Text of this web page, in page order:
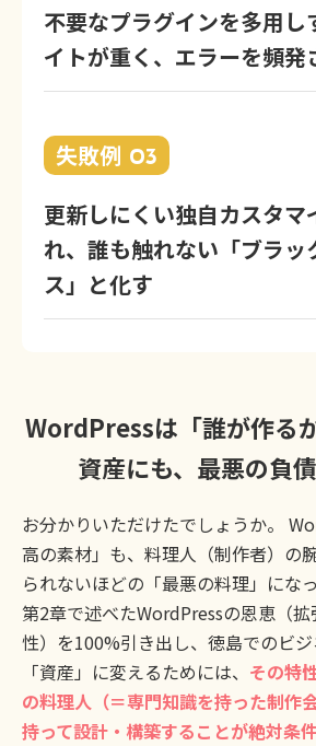
不要なプラグインを多用し
イトが重く、エラーを頻発
失敗例 03
更新しにくい独自カスタマ
れ、誰も触れない「ブラッ
ス」と化す
WordPressは「誰が作る
資産にも、最悪の負
お分かりいただけたでしょうか。
高の素材」も、料理人（制作者）の
られないほどの「最悪の料理」にな
第2章で述べたWordPressの恩恵（拡
性）を100%引き出し、徳島でのビ
「資産」に変えるためには、 その特
の料理人（＝専門知識を持った制作
持って設計・構築することが絶対条件